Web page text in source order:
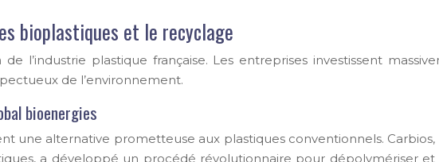
bioplastiques et le recyclage
l’industrie plastique française. Les entreprises investissent
de l’environnement.
bioenergies
une alternative prometteuse aux plastiques conventionnels.
a développé un procédé révolutionnaire pour dépolymériser